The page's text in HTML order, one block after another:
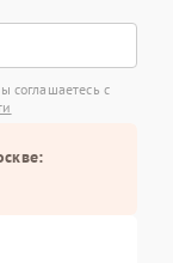
соглашаетесь с